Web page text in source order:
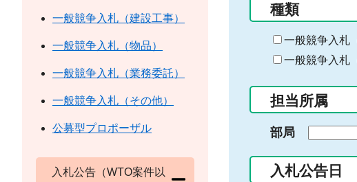
種類
一般競争入札
一般競争入札
担当所属
部局
入札公告日
一般競争入札（建設工事）
一般競争入札（物品）
一般競争入札（業務委託）
一般競争入札（その他）
公募型プロポーザル
入札公告（WTO案件以